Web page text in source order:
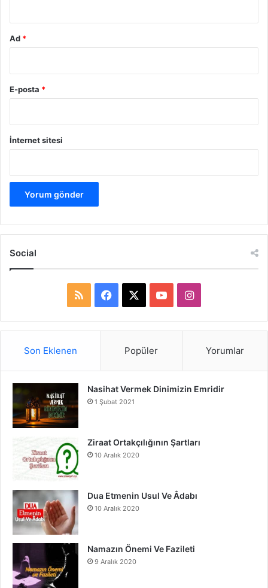
Ad *
E-posta *
İnternet sitesi
Social
S
a
b
o
o
u
e
I
n
a
r
Son Eklenen Popüler Yorumlar
Nasihat Vermek Dinimizin Emridir
1 Şubat 2021
Ziraat Ortakçılığının Şartları
10 Aralık 2020
Dua Etmenin Usul Ve Âdabı
10 Aralık 2020
Namazın Önemi Ve Fazileti
9 Aralık 2020